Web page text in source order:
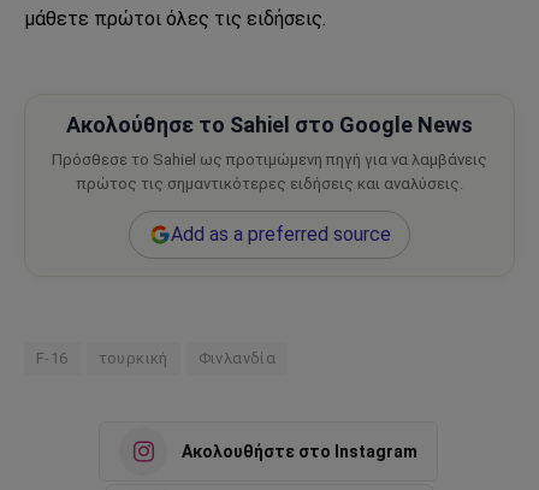
μάθετε πρώτοι όλες τις ειδήσεις.
Ακολούθησε το Sahiel στο Google News
Πρόσθεσε το Sahiel ως προτιμώμενη πηγή για να λαμβάνεις
πρώτος τις σημαντικότερες ειδήσεις και αναλύσεις.
Add as a preferred source
F-16 τουρκική Φινλανδία
Ακολουθήστε στο Instagram